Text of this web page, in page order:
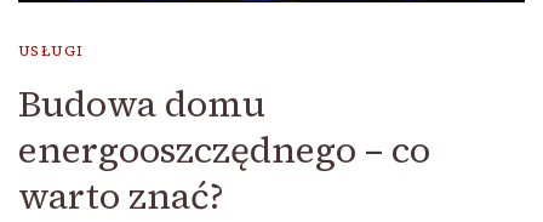
USŁUGI
Budowa domu
energooszczędnego – co
warto znać?